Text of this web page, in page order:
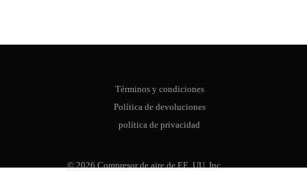
© 2026 Compresor de aire de EE. UU. Inc.
Términos y condiciones
Política de devoluciones
política de privacidad
Comercio